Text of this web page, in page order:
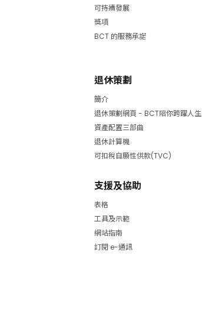
可持續發展
獎項
BCT 的服務承諾
退休策劃
簡介
退休策劃網頁 - BCT陪你跨躍人生
資產配置三部曲
退休計算機
可扣稅自願性供款(TVC)
支援及協助
表格
工具及示範
網站指南
訂閱 e-通訊